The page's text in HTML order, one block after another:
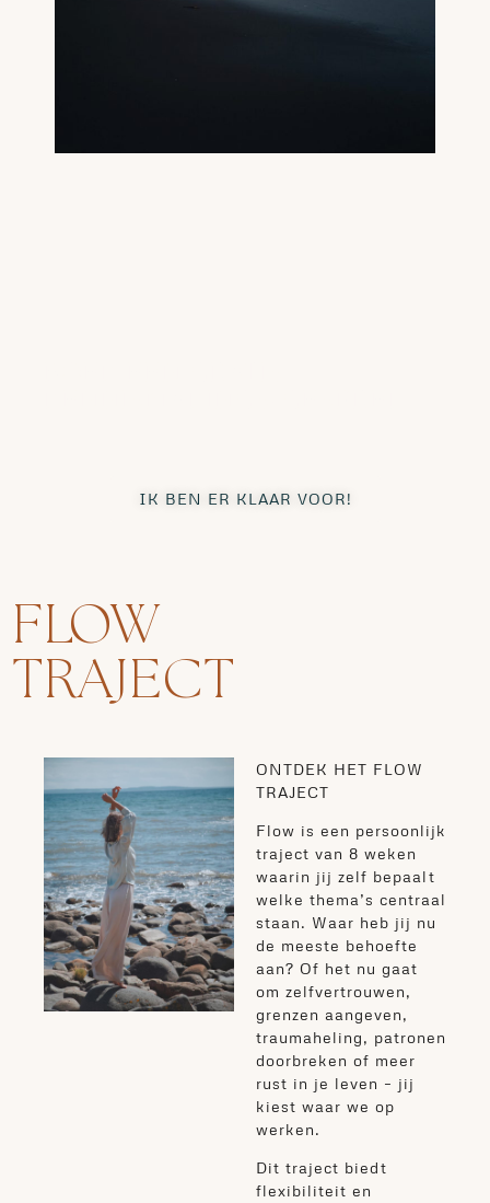
IK BEN ER KLAAR VOOR!
FLOW
TRAJECT
ONTDEK HET FLOW
TRAJECT
Flow is een persoonlijk
traject van 8 weken
waarin jij zelf bepaalt
welke thema’s centraal
staan. Waar heb jij nu
de meeste behoefte
aan? Of het nu gaat
om zelfvertrouwen,
grenzen aangeven,
traumaheling, patronen
doorbreken of meer
rust in je leven – jij
kiest waar we op
werken.
Dit traject biedt
flexibiliteit en